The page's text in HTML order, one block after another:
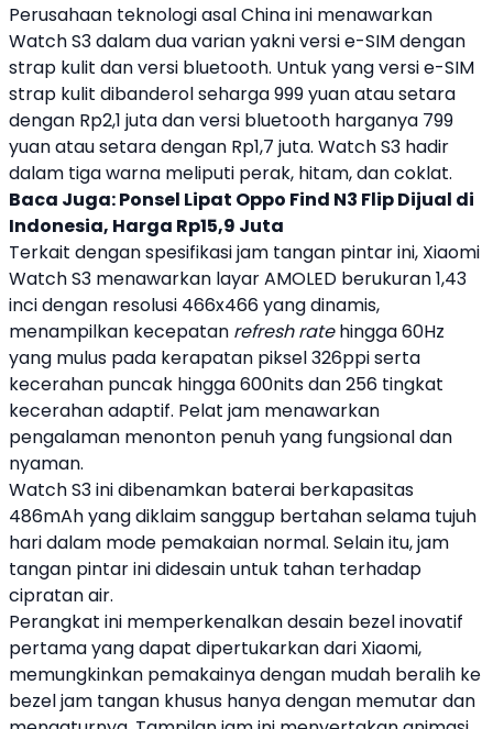
Perusahaan teknologi asal China ini menawarkan
Watch S3dalam dua varian yakni versi e-SIM dengan
strap kulit dan versi bluetooth. Untuk yang versi e-SIM
strap kulit dibanderol seharga 999 yuan atau setara
dengan Rp2,1 juta dan versi bluetooth harganya 799
yuan atau setara dengan Rp1,7 juta. Watch S3 hadir
dalam tiga warna meliputi perak, hitam, dan coklat.
Baca Juga:Ponsel Lipat Oppo Find N3 Flip Dijual di
Indonesia, Harga Rp15,9 Juta
Terkait dengan spesifikasijam tangan pintarini, Xiaomi
Watch S3 menawarkan layar AMOLED berukuran 1,43
inci dengan resolusi 466x466 yang dinamis,
menampilkan kecepatan refresh ratehingga 60Hz
yang mulus pada kerapatan piksel 326ppi serta
kecerahan puncak hingga 600nits dan 256 tingkat
kecerahan adaptif. Pelat jam menawarkan
pengalaman menonton penuh yang fungsional dan
nyaman.
Watch S3ini dibenamkan baterai berkapasitas
486mAh yang diklaim sanggup bertahan selama tujuh
hari dalam mode pemakaian normal. Selain itu,jam
tangan pintarini didesain untuk tahan terhadap
cipratan air.
Perangkat ini memperkenalkan desain bezel inovatif
pertama yang dapat dipertukarkan dari Xiaomi,
memungkinkan pemakainya dengan mudah beralih ke
bezel jam tangan khusus hanya dengan memutar dan